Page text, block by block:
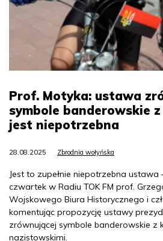
Prof. Motyka: ustawa
symbole banderowskie
jest niepotrzebna
28.08.2025 Zbrodnia wołyńska
Jest to zupełnie niepotrzebna ustawa
czwartek w Radiu TOK FM prof.
Wojskowego Biura Historycznego i
komentując propozycję ustawy
zrównującej symbole banderowskie z
nazistowskimi.